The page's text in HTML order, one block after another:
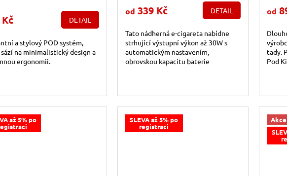
DETAIL
a stylový POD systém,
na minimalistický design a
ergonomii.
od 339 Kč DETAIL
Tato nádherná e-cigareta nabídne
strhující výstupní výkon až 30W s
automatickým nastavením,
obrovskou kapacitu baterie
od
tady.
Pod
až 5% po
SLEVA až 5% po
registraci
Akce